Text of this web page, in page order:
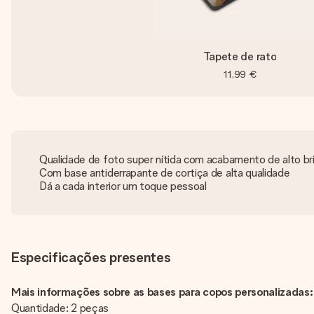
Tapete de rato
11,99 €
Qualidade de foto super nítida com acabamento de alto
Com base antiderrapante de cortiça de alta qualidade
Dá a cada interior um toque pessoal
Especificações presentes
Mais informações sobre as bases para copos personalizadas:
Quantidade: 2 peças